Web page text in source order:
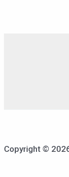
Copyright ©